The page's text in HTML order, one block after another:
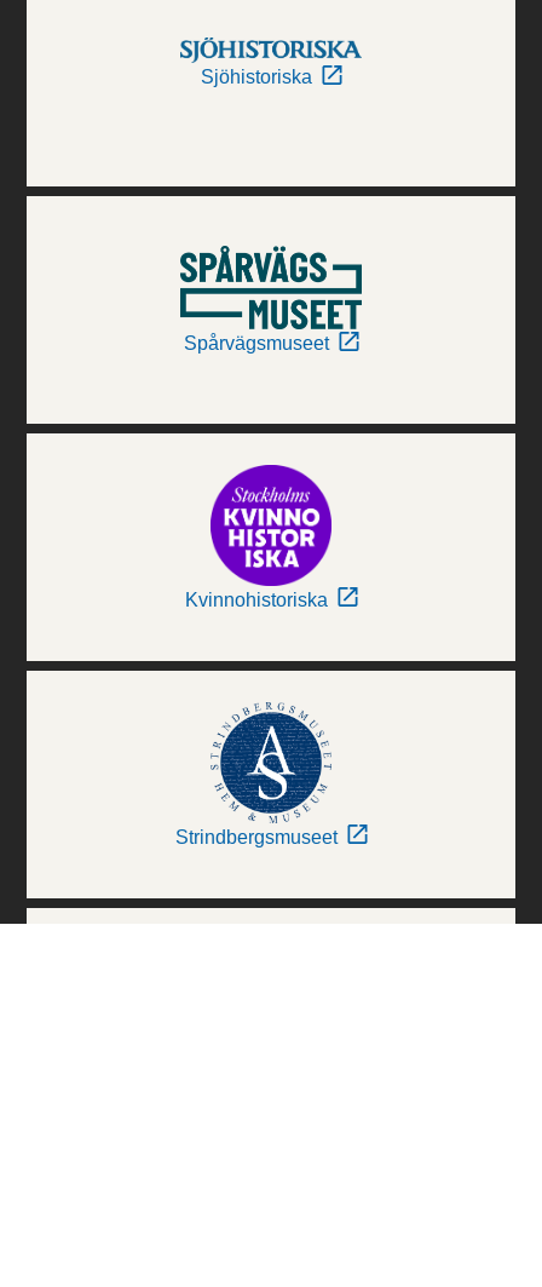
Sjöhistoriska
Spårvägsmuseet
Kvinnohistoriska
Strindbergsmuseet